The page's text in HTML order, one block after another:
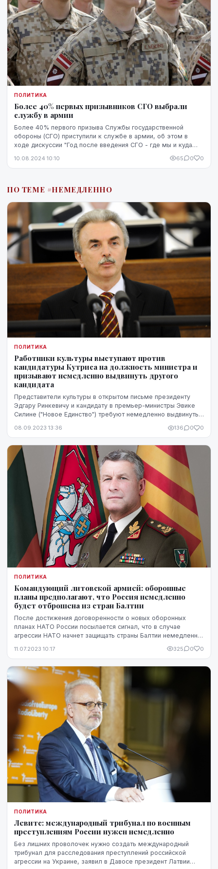
ПОЛИТИКА
Более 40% первых призывников СГО выбрали
службу в армии
Более 40% первого призыва Службы государственной
обороны (СГО) приступили к службе в армии, об этом в
ходе дискуссии "Год после введения СГО - где мы и куда
10.08.2024 10:10 65 0 0
ПО ТЕМЕ #НЕМЕДЛЕННО
ПОЛИТИКА
Работники культуры выступают против
кандидатуры Кутриса на должность министра и
призывают немедленно выдвинуть другого
кандидата
Представители культуры в открытом письме президенту
Эдгару Ринкевичу и кандидату в премьер-министры Эвике
Силине ("Новое Единство") требуют немедленно выдвинуть
08.09.2023 13:36 136 0 0
ПОЛИТИКА
Командующий литовской армией: оборонные
планы предполагают, что Россия немедленно
будет отброшена из стран Балтии
После достижения договоренности о новых оборонных
планах НАТО России посылается сигнал, что в случае
агрессии НАТО начнет защищать страны Балтии немедленно,
11.07.2023 10:17 325 0 0
ПОЛИТИКА
Левитс: международный трибунал по военным
преступлениям России нужен немедленно
Без лишних проволочек нужно создать международный
трибунал для расследования преступлений российской
агрессии на Украине, заявил в Давосе президент Латвии